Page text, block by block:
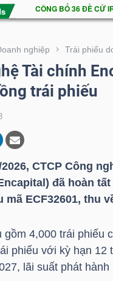
nghiệp Trái phiếu
Tài chính
trái phiếu
CTCP Công
đã hoàn
mã ECF32601, thu
gồm 4,000 trái phiếu
phiếu với kỳ hạn 12
lãi suất phát hành